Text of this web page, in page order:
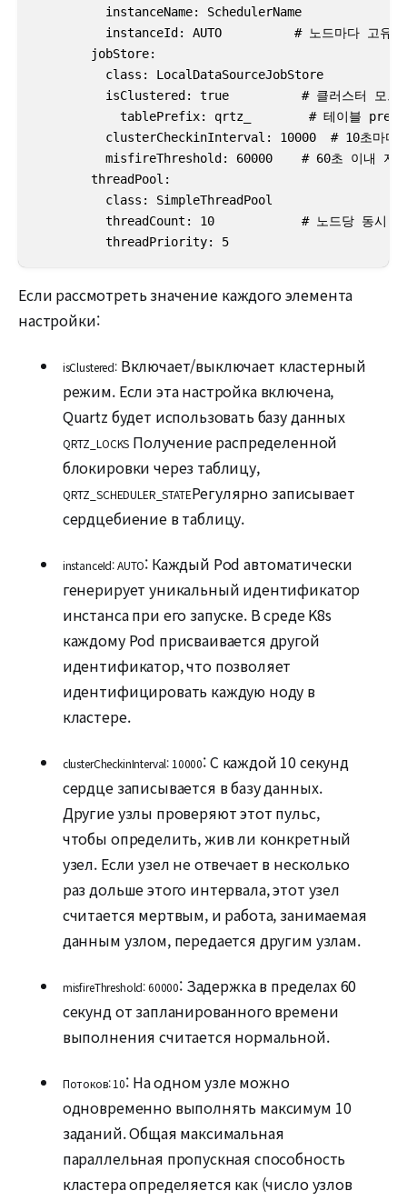
          instanceName: SchedulerName
instanceId: AUTO          # 노드마다 고유
        jobStore:
          class: LocalDataSourceJobStore
isClustered: true          # 클러스터 모드
clusterCheckinInterval: 10000  # 10초마다
misfireThreshold: 60000    # 60초 이내 지
        threadPool:
          class: SimpleThreadPool
threadCount: 10            # 노드당 동시
          threadPriority: 5
Если рассмотреть значение каждого элемента
настройки:
isClustered:Включает/выключает кластерный
режим. Если эта настройка включена,
Quartz будет использовать базу данных
QRTZ_LOCKS Получение распределенной
блокировки через таблицу,
QRTZ_SCHEDULER_STATEРегулярно записывает
сердцебиение в таблицу.
instanceId: AUTO: Каждый Pod автоматически
генерирует уникальный идентификатор
инстанса при его запуске. В среде K8s
каждому Pod присваивается другой
идентификатор, что позволяет
идентифицировать каждую ноду в
кластере.
clusterCheckinInterval: 10000: С каждой 10 секунд
сердце записывается в базу данных.
Другие узлы проверяют этот пульс,
чтобы определить, жив ли конкретный
узел. Если узел не отвечает в несколько
раз дольше этого интервала, этот узел
считается мертвым, и работа, занимаемая
данным узлом, передается другим узлам.
misfireThreshold: 60000: Задержка в пределах 60
секунд от запланированного времени
выполнения считается нормальной.
Потоков: 10: На одном узле можно
одновременно выполнять максимум 10
заданий. Общая максимальная
параллельная пропускная способность
кластера определяется как (число узлов